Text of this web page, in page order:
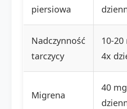
piersiowa
Nadczynność
tarczycy
10-20
4x
Migrena
40